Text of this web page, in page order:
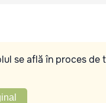
se află în proces